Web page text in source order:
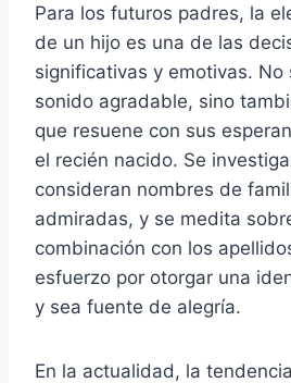
Para los futuros padres, la
de un hijo es una de las
significativas y emotivas. No
sonido agradable, sino
que resuene con sus
el recién nacido. Se
consideran nombres de
admiradas, y se medita
combinación con los
esfuerzo por otorgar una
y sea fuente de alegría.
En la actualidad, la